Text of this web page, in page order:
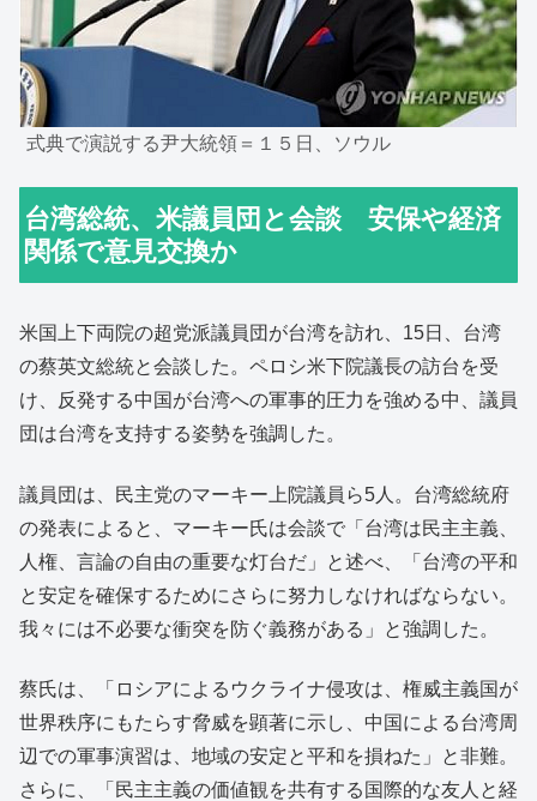
式典で演説する尹大統領＝１５日、ソウル
台湾総統、米議員団と会談 安保や経済
関係で意見交換か
米国上下両院の超党派議員団が台湾を訪れ、15日、台湾
の蔡英文総統と会談した。ペロシ米下院議長の訪台を受
け、反発する中国が台湾への軍事的圧力を強める中、議員
団は台湾を支持する姿勢を強調した。
議員団は、民主党のマーキー上院議員ら5人。台湾総統府
の発表によると、マーキー氏は会談で「台湾は民主主義、
人権、言論の自由の重要な灯台だ」と述べ、「台湾の平和
と安定を確保するためにさらに努力しなければならない。
我々には不必要な衝突を防ぐ義務がある」と強調した。
蔡氏は、「ロシアによるウクライナ侵攻は、権威主義国が
世界秩序にもたらす脅威を顕著に示し、中国による台湾周
辺での軍事演習は、地域の安定と平和を損ねた」と非難。
さらに、「民主主義の価値観を共有する国際的な友人と経